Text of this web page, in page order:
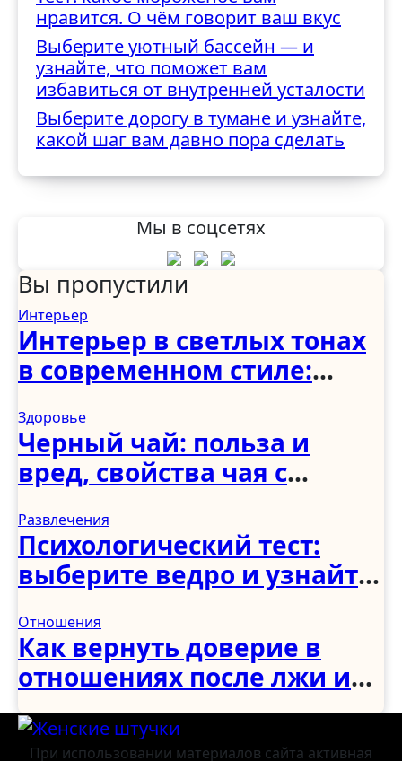
нравится. О чём говорит ваш вкус
Выберите уютный бассейн — и
узнайте, что поможет вам
избавиться от внутренней усталости
Выберите дорогу в тумане и узнайте,
какой шаг вам давно пора сделать
Мы в соцсетях
Вы пропустили
Интерьер
Интерьер в светлых тонах
в современном стиле:
прихожая и коридор
Здоровье
Черный чай: польза и
вред, свойства чая с
Развлечения
Психологический тест:
выберите ведро и узнайте,
трудностями
Отношения
Как вернуть доверие в
отношениях после лжи и
измены: советы
психологов
При использовании материалов сайта активная